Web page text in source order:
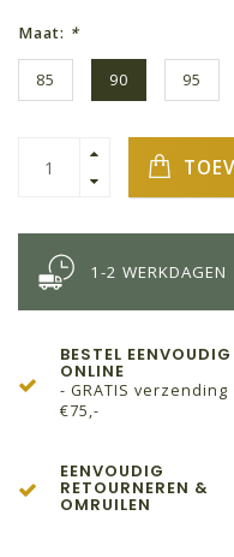
Maat: *
85 90 95
1-2 WERKDAGEN
BESTEL EENVOUDIG
ONLINE
- GRATIS verzending
€75,-
EENVOUDIG
RETOURNEREN &
OMRUILEN